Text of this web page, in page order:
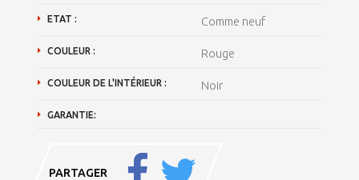
ETAT : Comme neuf
COULEUR : Rouge
COULEUR DE L'INTÉRIEUR : Noir
GARANTIE:
PARTAGER